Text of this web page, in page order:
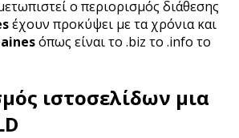
ο περιορισμός διάθεσης
έχουν προκύψει με τα χρόνια και
όπως είναι το .biz το .info το
ιστοσελίδων μια